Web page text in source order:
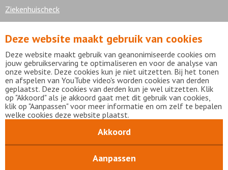
Ziekenhuischeck
7,9
Bekijk alle waarderingen
DisclaimerPrivacy statementmijnFlevoziekenhuis
Copyright Flevoziekenhuis 2026
Deze website maakt gebruik van cookies
Deze website maakt gebruik van geanonimiseerde cookies om
jouw gebruikservaring te optimaliseren en voor de analyse van
onze website. Deze cookies kun je niet uitzetten. Bij het tonen
en afspelen van YouTube video's worden cookies van derden
geplaatst. Deze cookies van derden kun je wel uitzetten. Klik
op "Akkoord" als je akkoord gaat met dit gebruik van cookies,
klik op "Aanpassen" voor meer informatie en om zelf te bepalen
welke cookies deze website plaatst.
Akkoord
Aanpassen